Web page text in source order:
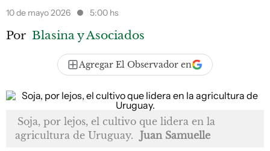
10 de mayo 2026 5:00 hs
Por Blasina y Asociados
Agregar El Observador en
Soja, por lejos, el cultivo que lidera en la
agricultura de Uruguay. Juan Samuelle